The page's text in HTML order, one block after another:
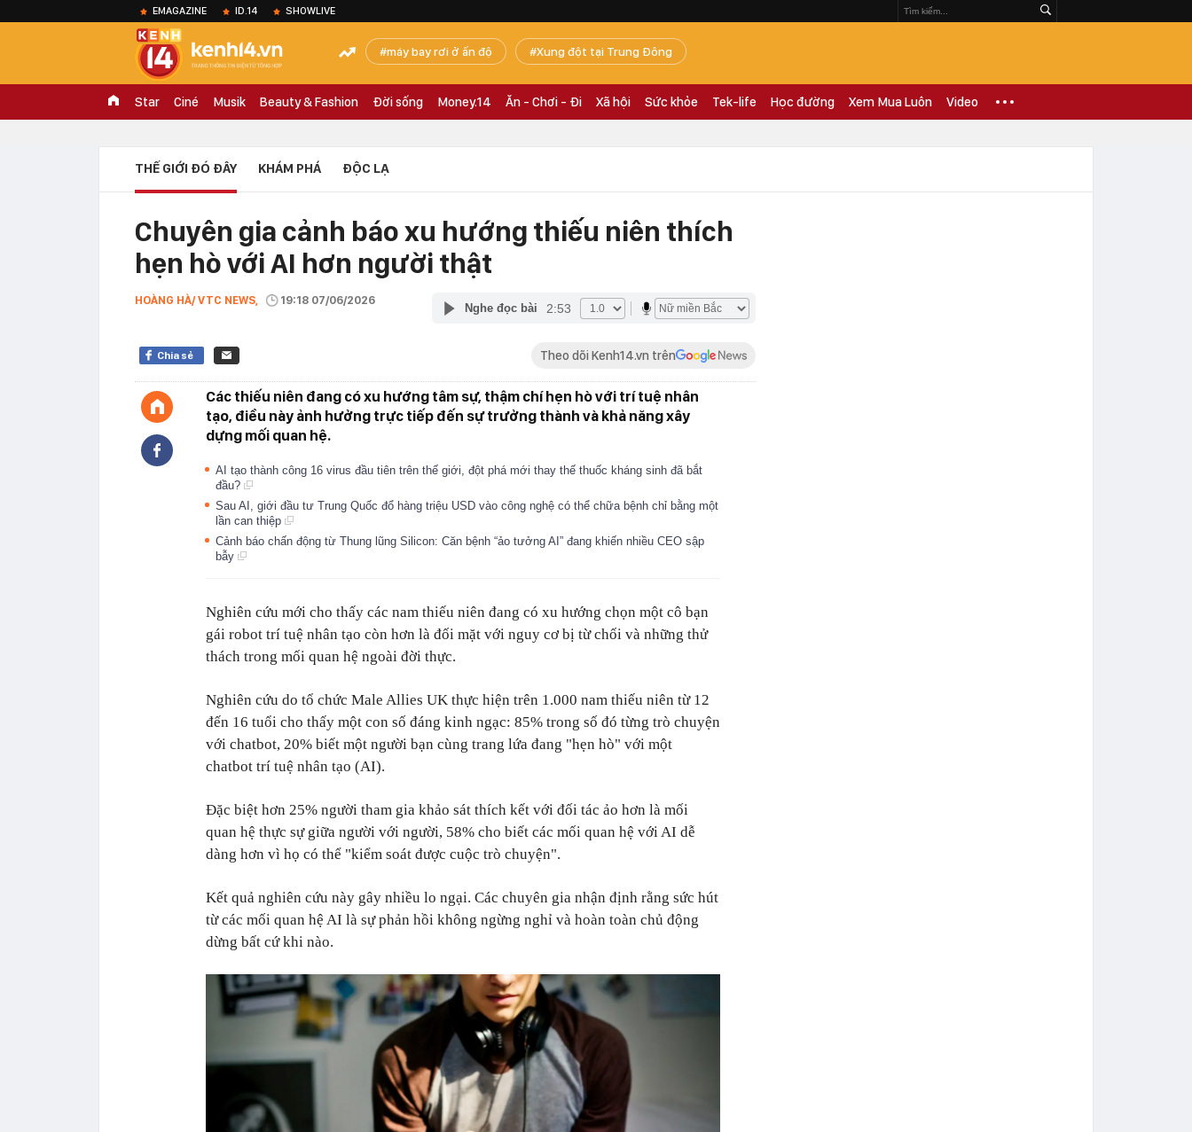
EMAGAZINE ID.14 SHOWLIVE
máy bay rơi ở ấn độ Xung đột tại Trung Đông
Star Ciné Musik Beauty & Fashion Đời sống Money.14 Ăn - Chơi - Đi Xã hội Sức khỏe Tek-life Học đường Xem Mua Luôn Video
THẾ GIỚI ĐÓ ĐÂY KHÁM PHÁ ĐỘC LẠ
Chuyên gia cảnh báo xu hướng thiếu niên thích
hẹn hò với AI hơn người thật
HOÀNG HÀ/ VTC NEWS, 19:18 07/06/2026
Nghe đọc bài 2:53
Chia sẻ Theo dõi Kenh14.vn trên
Các thiếu niên đang có xu hướng tâm sự, thậm chí hẹn hò với trí tuệ nhân
tạo, điều này ảnh hưởng trực tiếp đến sự trưởng thành và khả năng xây
dựng mối quan hệ.
AI tạo thành công 16 virus đầu tiên trên thế giới, đột phá mới thay thế thuốc kháng sinh đã bắt
đầu?
Sau AI, giới đầu tư Trung Quốc đổ hàng triệu USD vào công nghệ có thể chữa bệnh chỉ bằng một
lần can thiệp
Cảnh báo chấn động từ Thung lũng Silicon: Căn bệnh “ảo tưởng AI” đang khiến nhiều CEO sập
bẫy
Nghiên cứu mới cho thấy các nam thiếu niên đang có xu hướng chọn một cô bạn
gái robot trí tuệ nhân tạo còn hơn là đối mặt với nguy cơ bị từ chối và những thử
thách trong mối quan hệ ngoài đời thực.
Nghiên cứu do tổ chức Male Allies UK thực hiện trên 1.000 nam thiếu niên từ 12
đến 16 tuổi cho thấy một con số đáng kinh ngạc: 85% trong số đó từng trò chuyện
với chatbot, 20% biết một người bạn cùng trang lứa đang "hẹn hò" với một
chatbot trí tuệ nhân tạo (AI).
Đặc biệt hơn 25% người tham gia khảo sát thích kết với đối tác ảo hơn là mối
quan hệ thực sự giữa người với người, 58% cho biết các mối quan hệ với AI dễ
dàng hơn vì họ có thể "kiểm soát được cuộc trò chuyện".
Kết quả nghiên cứu này gây nhiều lo ngại. Các chuyên gia nhận định rằng sức hút
từ các mối quan hệ AI là sự phản hồi không ngừng nghỉ và hoàn toàn chủ động
dừng bất cứ khi nào.